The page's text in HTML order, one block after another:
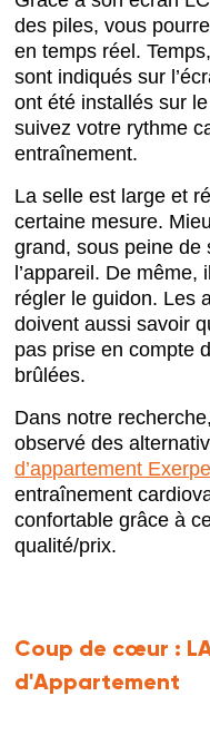
des piles, vous
en temps réel.
sont indiqués sur
ont été installés sur
suivez votre rythme
entraînement.
La selle est large et
certaine mesure.
grand, sous peine de
l’appareil. De
régler le guidon. Les
doivent aussi savoir
pas prise en compte
brûlées.
Dans notre
observé des
d’appartement
entraînement
confortable grâce à
qualité/prix.
Coup de cœur :
d'Appartement